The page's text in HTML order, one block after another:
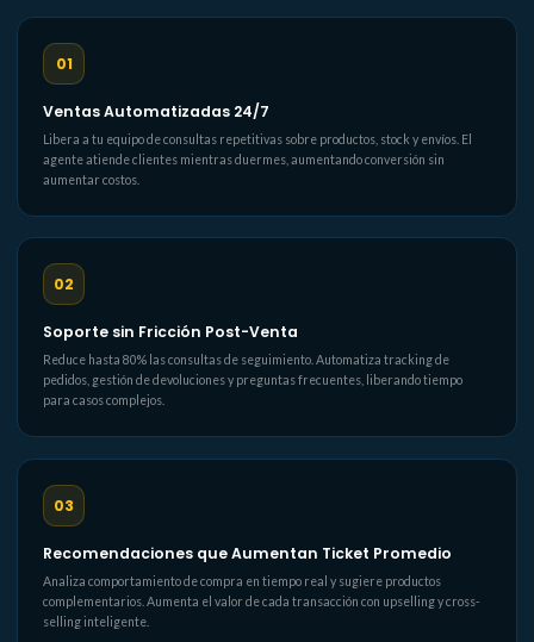
01
Ventas Automatizadas 24/7
Libera a tu equipo de consultas repetitivas sobre productos, stock y envíos. El
agente atiende clientes mientras duermes, aumentando conversión sin
aumentar costos.
02
Soporte sin Fricción Post-Venta
Reduce hasta 80% las consultas de seguimiento. Automatiza tracking de
pedidos, gestión de devoluciones y preguntas frecuentes, liberando tiempo
para casos complejos.
03
Recomendaciones que Aumentan Ticket Promedio
Analiza comportamiento de compra en tiempo real y sugiere productos
complementarios. Aumenta el valor de cada transacción con upselling y cross-
selling inteligente.